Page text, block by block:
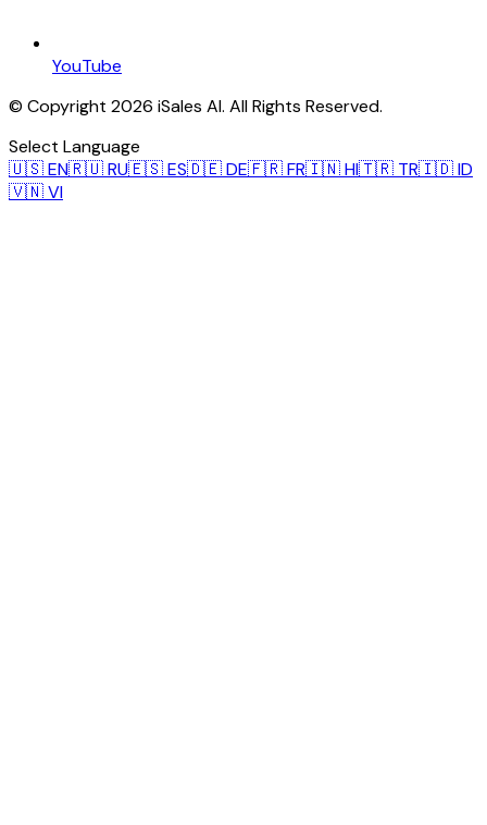
YouTube
© Copyright 2026 iSales AI. All Rights Reserved.
Select Language
🇺🇸EN🇷🇺RU🇪🇸ES🇩🇪DE🇫🇷FR🇮🇳HI🇹🇷 TR🇮🇩ID
🇻🇳VI